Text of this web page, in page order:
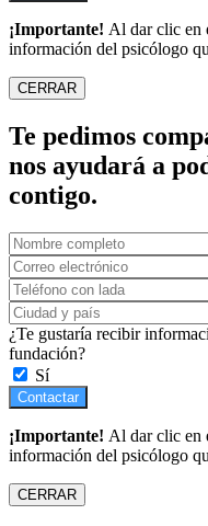
¡Importante! Al dar clic en
información del psicólogo
CERRAR
Te pedimos
nos ayudará a
contigo.
¿Te gustaría recibir
fundación?
Sí
Contactar
¡Importante! Al dar clic en
información del psicólogo
CERRAR